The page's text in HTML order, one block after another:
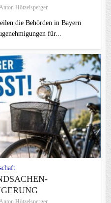
Hötzelsperger
die Behörden in Bayern
für...
Anton Hötzelsperger